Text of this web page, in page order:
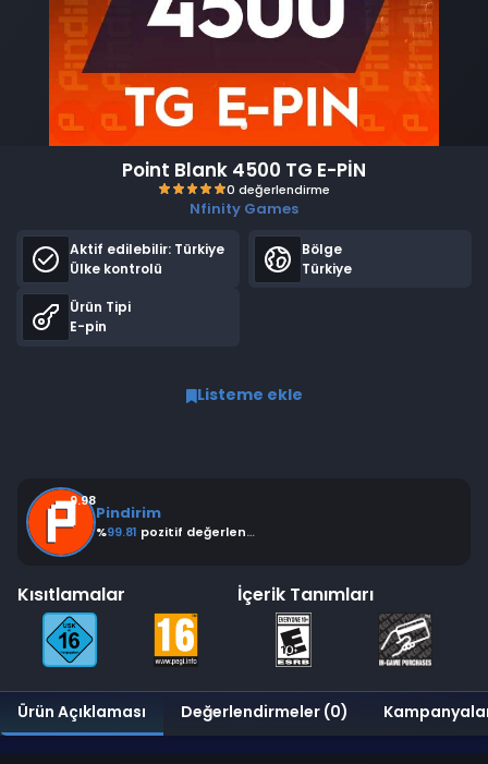
Point Blank 4500 TG E-PİN
Nfinity Games
Aktif edilebilir:Türkiye
Ülke kontrolü
Bölge
Türkiye
Ürün Tipi
E-pin
Listeme ekle
9.98
Pindirim
%99.81 pozitif değerlendirme
Kısıtlamalar İçerik Tanımları
Ürün Açıklaması Değerlendirmeler (0)